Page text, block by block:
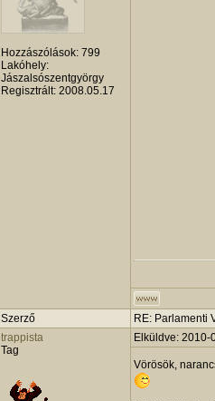
Hozzászólások: 799
Lakóhely:
Jászalsószentgyörgy
Regisztrált: 2008.05.17
Szerző
RE: Parlamenti
trappista
Tag
Elküldve: 2010-
Vörösök,